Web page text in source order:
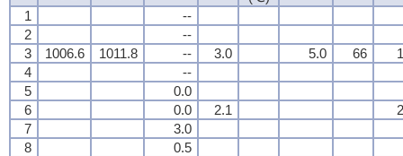
1
--
2
--
3
1006.6 1011.8 -- 3.0 5.0 66
4
--
5
0.0
6
0.0 2.1
7
3.0
8
0.5